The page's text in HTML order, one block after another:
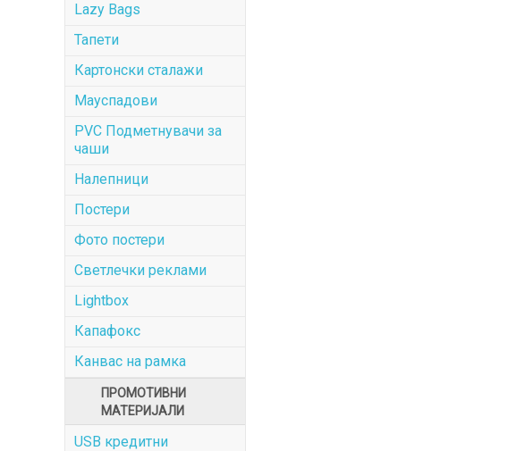
Lazy Bags
Тапети
Картонски сталажи
Мауспадови
PVC Подметнувачи за
чаши
Налепници
Постери
Фото постери
Светлечки реклами
Lightbox
Капафокс
Канвас на рамка
ПРОМОТИВНИ
МАТЕРИЈАЛИ
USB кредитни